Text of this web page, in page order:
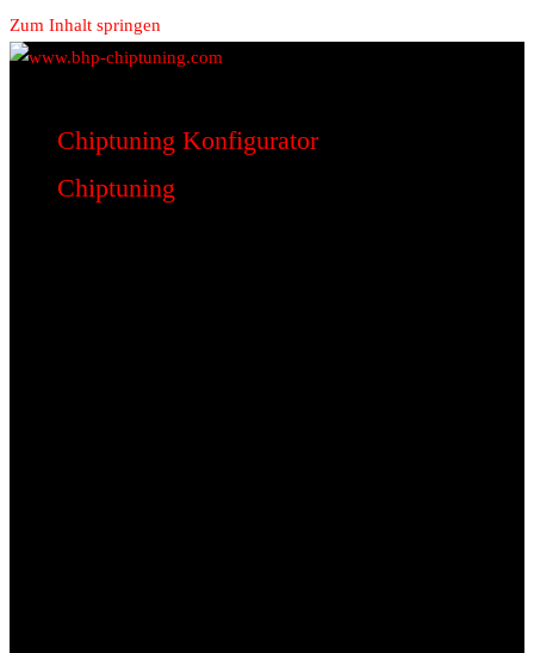
Zum Inhalt springen
www.bhp-chiptuning.com
BHP Motorsport
Chiptuning Konfigurator
Chiptuning